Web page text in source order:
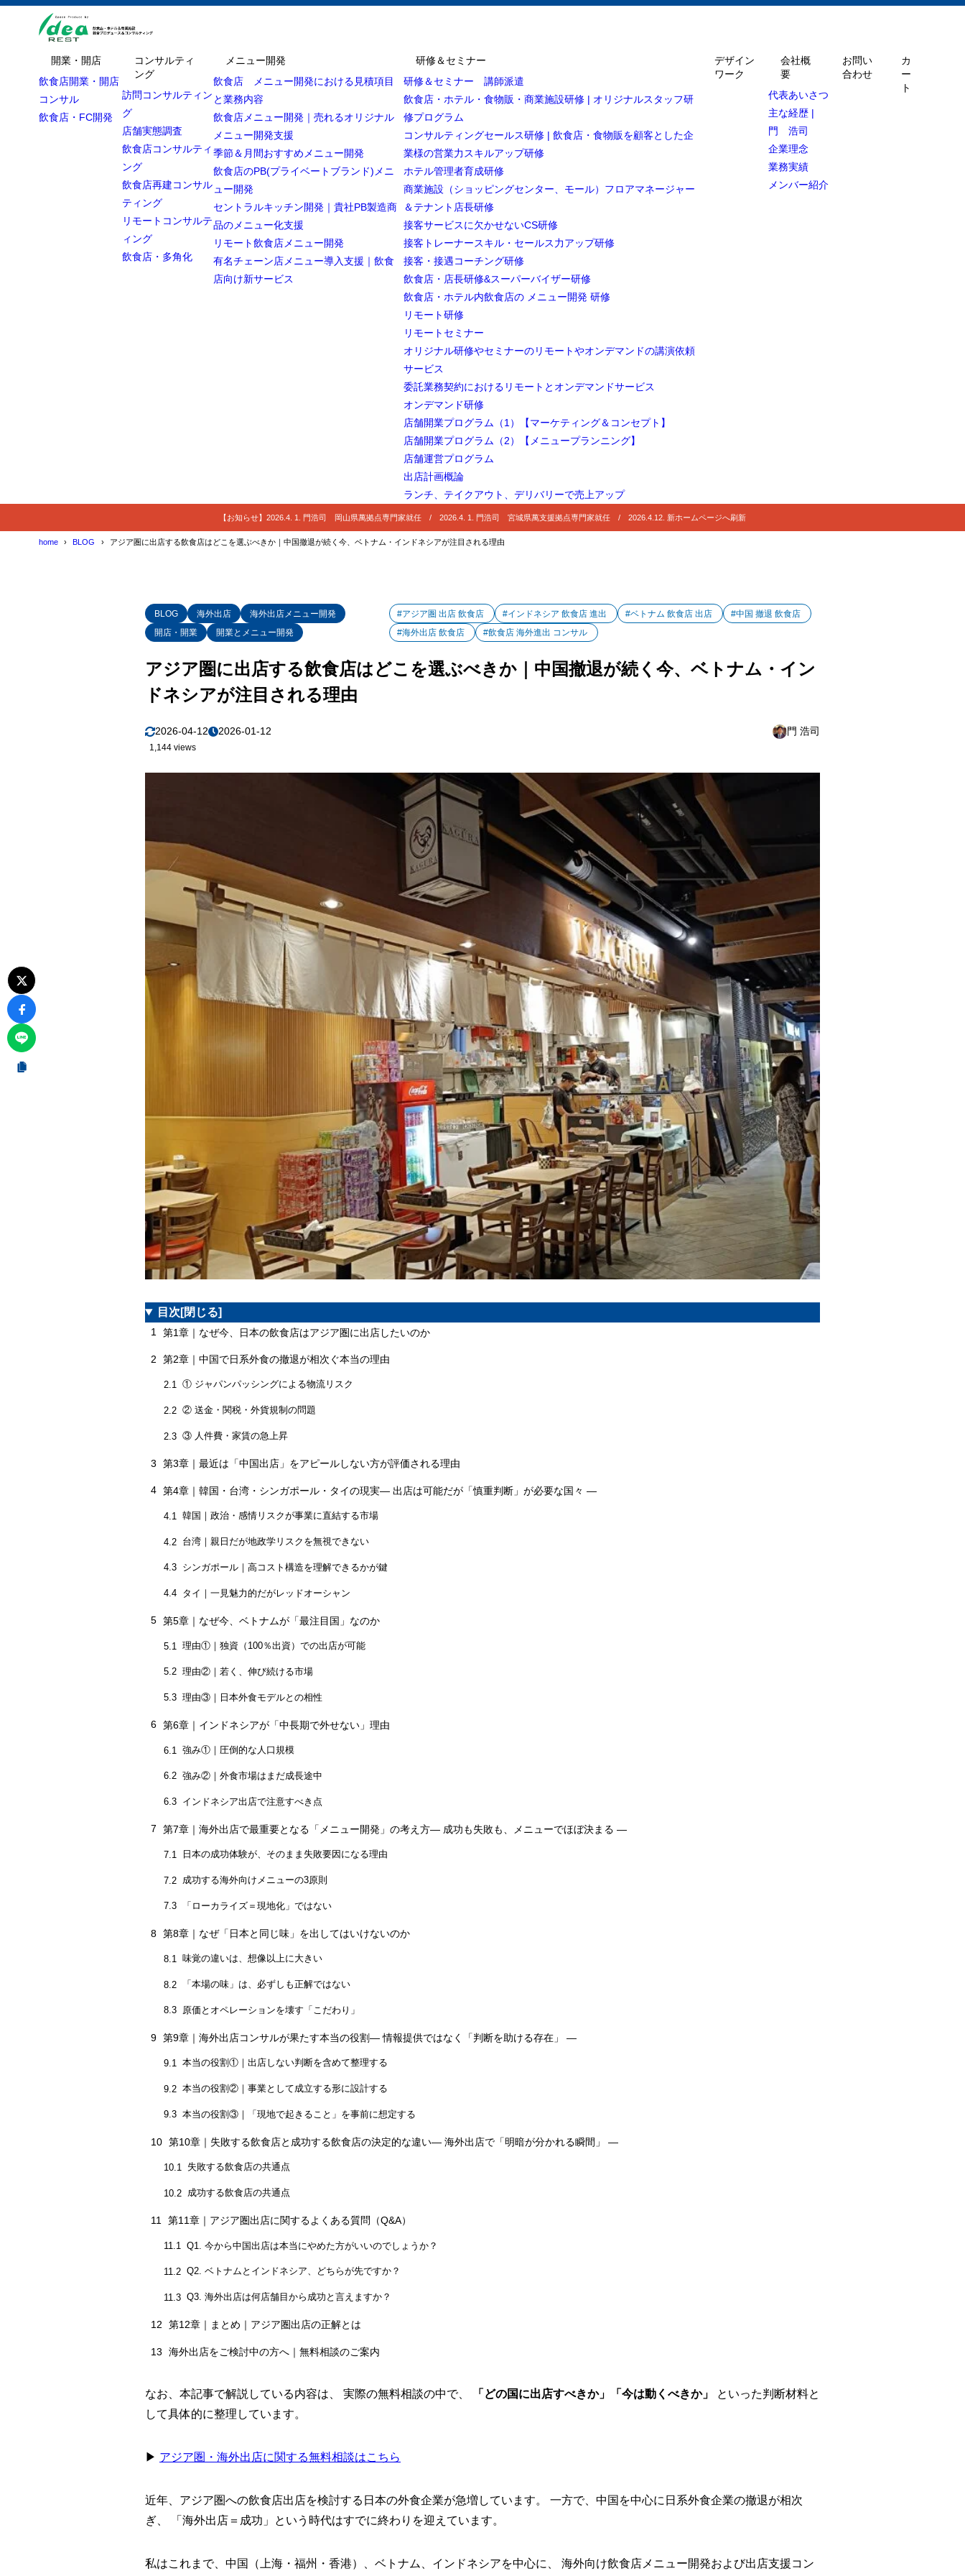
開業・開店
飲食店開業・開店
コンサル
飲食店・FC開発
コンサルティ
ング
訪問コンサルティン
グ
店舗実態調査
飲食店コンサルティ
ング
飲食店再建コンサル
ティング
リモートコンサルテ
ィング
飲食店・多角化
メニュー開発
飲食店 メニュー開発における見積項目
と業務内容
飲食店メニュー開発｜売れるオリジナル
メニュー開発支援
季節＆月間おすすめメニュー開発
飲食店のPB(プライベートブランド)メニ
ュー開発
セントラルキッチン開発｜貴社PB製造商
品のメニュー化支援
リモート飲食店メニュー開発
有名チェーン店メニュー導入支援｜飲食
店向け新サービス
研修＆セミナー
研修＆セミナー 講師派遣
飲食店・ホテル・食物販・商業施設研修 | オリジナルスタッフ研
修プログラム
コンサルティングセールス研修 | 飲食店・食物販を顧客とした企
業様の営業力スキルアップ研修
ホテル管理者育成研修
商業施設（ショッピングセンター、モール）フロアマネージャー
＆テナント店長研修
接客サービスに欠かせないCS研修
接客トレーナースキル・セールス力アップ研修
接客・接遇コーチング研修
飲食店・店長研修&スーパーバイザー研修
飲食店・ホテル内飲食店の メニュー開発 研修
リモート研修
リモートセミナー
オリジナル研修やセミナーのリモートやオンデマンドの講演依頼
サービス
委託業務契約におけるリモートとオンデマンドサービス
オンデマンド研修
店舗開業プログラム（1）【マーケティング＆コンセプト】
店舗開業プログラム（2）【メニュープランニング】
店舗運営プログラム
出店計画概論
ランチ、テイクアウト、デリバリーで売上アップ
デザイン
ワーク
会社概
要
代表あいさつ
主な経歴 |
門 浩司
企業理念
業務実績
メンバー紹介
お問い
合わせ
カ
ー
ト
【お知らせ】2026.4. 1. 門浩司 岡山県萬拠点専門家就任 / 2026.4. 1. 門浩司 宮城県萬支援拠点専門家就任 / 2026.4.12. 新ホームページへ刷新
home BLOG アジア圏に出店する飲食店はどこを選ぶべきか｜中国撤退が続く今、ベトナム・インドネシアが注目される理由
BLOG 海外出店
海外出店メニュー開発
開店・開業
開業とメニュー開発
#アジア圏 出店 飲食店 #インドネシア 飲食店 進出 #ベトナム 飲食店 出店
#中国 撤退 飲食店
#海外出店 飲食店
#飲食店 海外進出 コンサル
アジア圏に出店する飲食店はどこを選ぶべきか｜中国撤退が続く今、ベトナム・イン
ドネシアが注目される理由
2026-04-12 2026-01-12 門 浩司
1,144 views
目次 [閉じる]
1 第1章｜なぜ今、日本の飲食店はアジア圏に出店したいのか
2 第2章｜中国で日系外食の撤退が相次ぐ本当の理由
2.1 ① ジャパンパッシングによる物流リスク
2.2 ② 送金・関税・外貨規制の問題
2.3 ③ 人件費・家賃の急上昇
3 第3章｜最近は「中国出店」をアピールしない方が評価される理由
4 第4章｜韓国・台湾・シンガポール・タイの現実― 出店は可能だが「慎重判断」が必要な国々 ―
4.1 韓国｜政治・感情リスクが事業に直結する市場
4.2 台湾｜親日だが地政学リスクを無視できない
4.3 シンガポール｜高コスト構造を理解できるかが鍵
4.4 タイ｜一見魅力的だがレッドオーシャン
5 第5章｜なぜ今、ベトナムが「最注目国」なのか
5.1 理由①｜独資（100％出資）での出店が可能
5.2 理由②｜若く、伸び続ける市場
5.3 理由③｜日本外食モデルとの相性
6 第6章｜インドネシアが「中長期で外せない」理由
6.1 強み①｜圧倒的な人口規模
6.2 強み②｜外食市場はまだ成長途中
6.3 インドネシア出店で注意すべき点
7 第7章｜海外出店で最重要となる「メニュー開発」の考え方― 成功も失敗も、メニューでほぼ決まる ―
7.1 日本の成功体験が、そのまま失敗要因になる理由
7.2 成功する海外向けメニューの3原則
7.3 「ローカライズ＝現地化」ではない
8 第8章｜なぜ「日本と同じ味」を出してはいけないのか
8.1 味覚の違いは、想像以上に大きい
8.2 「本場の味」は、必ずしも正解ではない
8.3 原価とオペレーションを壊す「こだわり」
9 第9章｜海外出店コンサルが果たす本当の役割― 情報提供ではなく「判断を助ける存在」 ―
9.1 本当の役割①｜出店しない判断を含めて整理する
9.2 本当の役割②｜事業として成立する形に設計する
9.3 本当の役割③｜「現地で起きること」を事前に想定する
10 第10章｜失敗する飲食店と成功する飲食店の決定的な違い― 海外出店で「明暗が分かれる瞬間」 ―
10.1 失敗する飲食店の共通点
10.2 成功する飲食店の共通点
11 第11章｜アジア圏出店に関するよくある質問（Q&A）
11.1 Q1. 今から中国出店は本当にやめた方がいいのでしょうか？
11.2 Q2. ベトナムとインドネシア、どちらが先ですか？
11.3 Q3. 海外出店は何店舗目から成功と言えますか？
12 第12章｜まとめ｜アジア圏出店の正解とは
13 海外出店をご検討中の方へ｜無料相談のご案内
なお、本記事で解説している内容は、 実際の無料相談の中で、 「どの国に出店すべきか」「今は動くべきか」
といった判断材料と
して具体的に整理しています。
▶︎ アジア圏・海外出店に関する無料相談はこちら
近年、アジア圏への飲食店出店を検討する日本の外食企業が急増しています。 一方で、中国を中心に日系外食企業の撤退が相次
ぎ、 「海外出店＝成功」という時代はすでに終わりを迎えています。
私はこれまで、中国（上海・福州・香港）、ベトナム、インドネシアを中心に、 海外向け飲食店メニュー開発および出店支援コン
1 第1章｜なぜ今、日本の飲食店はアジア圏に出店したいのか
第2章｜中国で日系外食の撤退が相次ぐ本当の理由
2.1 ① ジャパンパッシングによる物流リスク
2.2 ② 送金・関税・外貨規制の問題
2.3 ③ 人件費・家賃の急上昇
3 第3章｜最近は「中国出店」をアピールしない方が評価される理由
4 第4章｜韓国・台湾・シンガポール・タイの現実― 出店は可能だが「慎重判断」が必要な国々 ―
4.1 韓国｜政治・感情リスクが事業に直結する市場
台湾｜親日だが地政学リスクを無視できない
シンガポール｜高コスト構造を理解できるかが鍵
第5章｜なぜ今、ベトナムが「最注目国」なのか
理由②｜若く、伸び続ける市場
理由③｜日本外食モデルとの相性
第6章｜インドネシアが「中長期で外せない」理由
6.1 強み①｜圧倒的な人口規模
6.2 強み②｜外食市場はまだ成長途中
日本の成功体験が、そのまま失敗要因になる理由
7.3 「ローカライズ＝現地化」ではない
8 第8章｜なぜ「日本と同じ味」を出してはいけないのか
8.1
原価とオペレーションを壊す「こだわり」
第9章｜海外出店コンサルが果たす本当の役割― 情報提供ではなく「判断を助ける存在」 ―
本当の役割①｜出店しない判断を含めて整理する
本当の役割②｜事業として成立する形に設計する
本当の役割③｜「現地で起きること」を事前に想定する
10 第10章｜失敗する飲食店と成功する飲食店の決定的な違い― 海外出店で「明暗が分かれる瞬間」 ―
10.1 失敗する飲食店の共通点
10.2 成功する飲食店の共通点
11 第11章｜アジア圏出店に関するよくある質問（Q&A）
Q1. 今から中国出店は本当にやめた方がいいのでしょうか？
Q2. ベトナムとインドネシア、どちらが先ですか？
Q3. 海外出店は何店舗目から成功と言えますか？
第12章｜まとめ｜アジア圏出店の正解とは
13 海外出店をご検討中の方へ｜無料相談のご案内